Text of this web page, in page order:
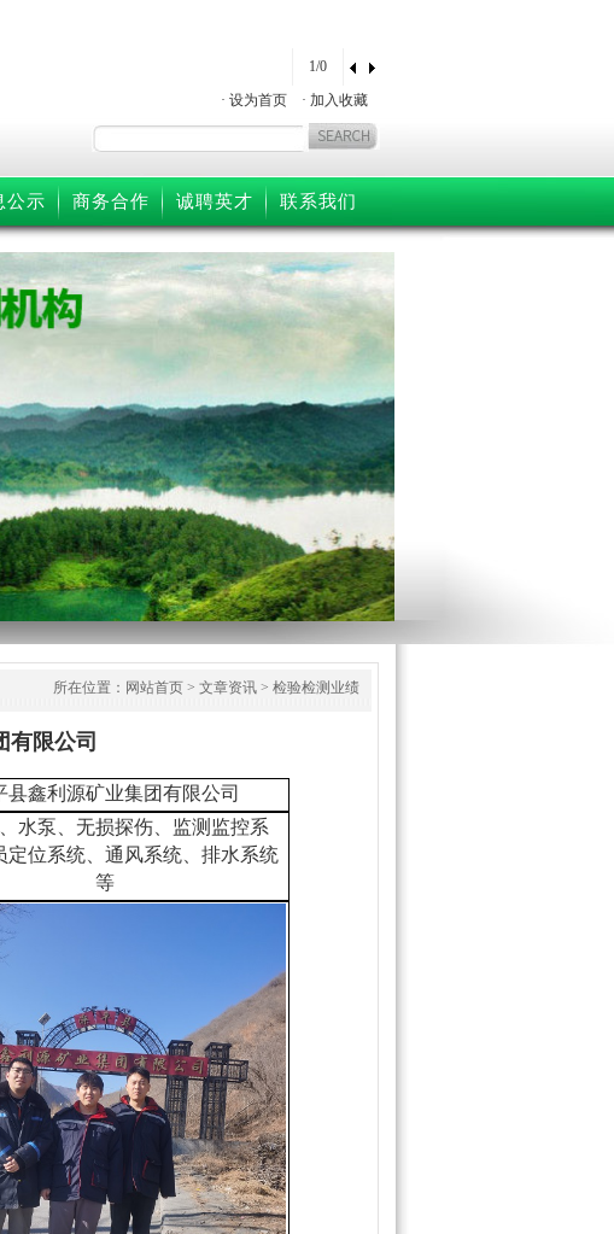
1/0
· 设为首页 · 加入收藏
公示 商务合作 诚聘英才 联系我们
所在位置： 网站首页 > 文章资讯 > 检验检测业绩
有限公司
县鑫利源矿业集团有限公司
水泵、无损探伤、监测监控系
定位系统、通风系统、排水系统
等